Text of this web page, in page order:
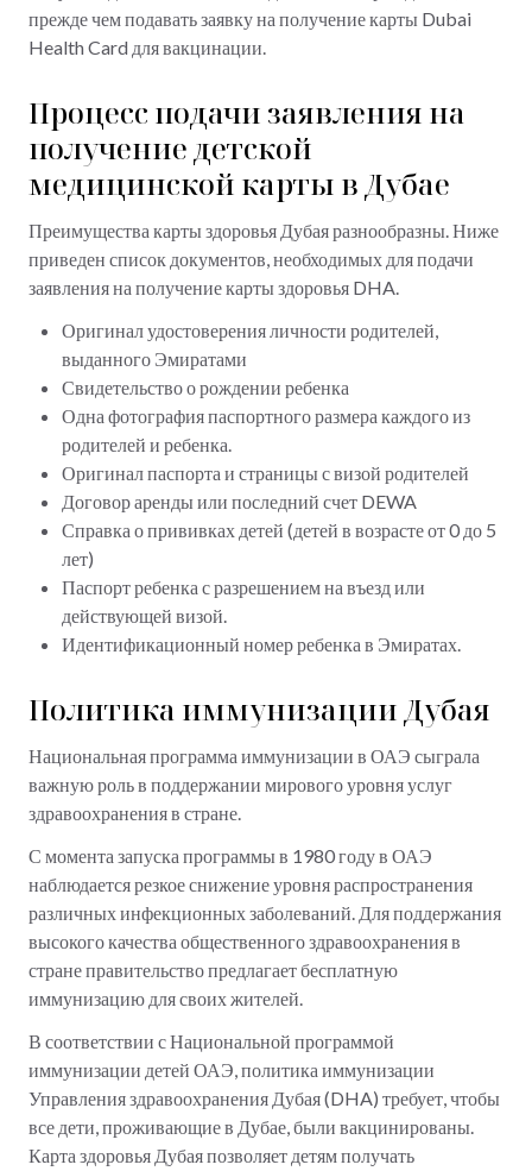
прежде чем подавать заявку на получение карты Dubai
Health Card для вакцинации.
Процесс подачи заявления на
получение детской
медицинской карты в Дубае
Преимущества карты здоровья Дубая разнообразны. Ниже
приведен список документов, необходимых для подачи
заявления на получение карты здоровья DHA.
Оригинал удостоверения личности родителей,
выданного Эмиратами
Свидетельство о рождении ребенка
Одна фотография паспортного размера каждого из
родителей и ребенка.
Оригинал паспорта и страницы с визой родителей
Договор аренды или последний счет DEWA
Справка о прививках детей (детей в возрасте от 0 до 5
лет)
Паспорт ребенка с разрешением на въезд или
действующей визой.
Идентификационный номер ребенка в Эмиратах.
Политика иммунизации Дубая
Национальная программа иммунизации в ОАЭ сыграла
важную роль в поддержании мирового уровня услуг
здравоохранения в стране.
С момента запуска программы в 1980 году в ОАЭ
наблюдается резкое снижение уровня распространения
различных инфекционных заболеваний. Для поддержания
высокого качества общественного здравоохранения в
стране правительство предлагает бесплатную
иммунизацию для своих жителей.
В соответствии с Национальной программой
иммунизации детей ОАЭ, политика иммунизации
Управления здравоохранения Дубая (DHA) требует, чтобы
все дети, проживающие в Дубае, были вакцинированы.
Карта здоровья Дубая позволяет детям получать